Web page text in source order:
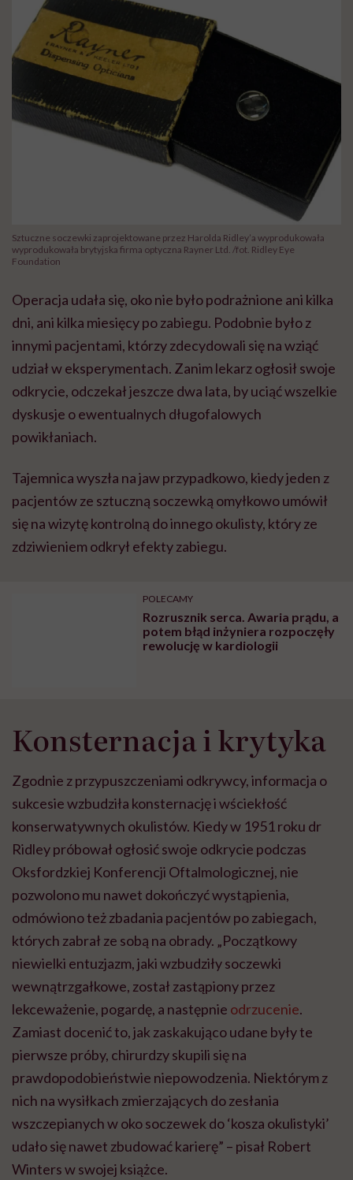
Sztuczne soczewki zaprojektowane przez Harolda Ridley’a wyprodukowała
wyprodukowała brytyjska firma optyczna Rayner Ltd. /fot. Ridley Eye
Foundation
Operacja udała się, oko nie było podrażnione ani kilka
dni, ani kilka miesięcy po zabiegu. Podobnie było z
innymi pacjentami, którzy zdecydowali się na wziąć
udział w eksperymentach. Zanim lekarz ogłosił swoje
odkrycie, odczekał jeszcze dwa lata, by uciąć wszelkie
dyskusje o ewentualnych długofalowych
powikłaniach.
Tajemnica wyszła na jaw przypadkowo, kiedy jeden z
pacjentów ze sztuczną soczewką omyłkowo umówił
się na wizytę kontrolną do innego okulisty, który ze
zdziwieniem odkrył efekty zabiegu.
POLECAMY
Rozrusznik serca. Awaria prądu, a
potem błąd inżyniera rozpoczęły
rewolucję w kardiologii
Konsternacja i krytyka
Zgodnie z przypuszczeniami odkrywcy, informacja o
sukcesie wzbudziła konsternację i wściekłość
konserwatywnych okulistów. Kiedy w 1951 roku dr
Ridley próbował ogłosić swoje odkrycie podczas
Oksfordzkiej Konferencji Oftalmologicznej, nie
pozwolono mu nawet dokończyć wystąpienia,
odmówiono też zbadania pacjentów po zabiegach,
których zabrał ze sobą na obrady. „Początkowy
niewielki entuzjazm, jaki wzbudziły soczewki
wewnątrzgałkowe, został zastąpiony przez
lekceważenie, pogardę, a następnie odrzucenie.
Zamiast docenić to, jak zaskakująco udane były te
pierwsze próby, chirurdzy skupili się na
prawdopodobieństwie niepowodzenia. Niektórym z
nich na wysiłkach zmierzających do zesłania
wszczepianych w oko soczewek do ‘kosza okulistyki’
udało się nawet zbudować karierę” – pisał Robert
Winters w swojej książce.